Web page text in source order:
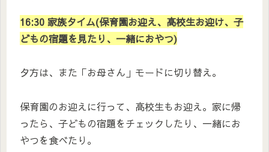
16:30 家族タイム(保育園お迎え、高校生お迎け、子
どもの宿題を見たり、一緒におやつ)
夕方は、また「お母さん」モードに切り替え。
保育園のお迎えに行って、高校生もお迎え。家に帰
ったら、子どもの宿題をチェックしたり、一緒にお
やつを食べたり。